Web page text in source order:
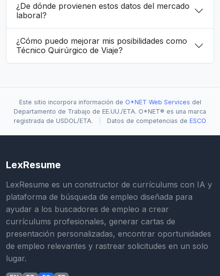
¿De dónde provienen estos datos del mercado
laboral?
¿Cómo puedo mejorar mis posibilidades como
Técnico Quirúrgico de Viaje?
Este sitio incorpora información de O*NET Web Services del
Departamento de Trabajo de EE.UU./ETA. O*NET® es una marca
registrada de USDOL/ETA.
Datos de competencias de ESCO
LexResume
LexResume es un constructor de currículums con IA y
plataforma de búsqueda de empleo diseñada para
ayudar a los buscadores de empleo a crear
currículums profesionales, generar cartas de
presentación personalizadas, encontrar oportunidades
de empleo relevantes y rastrear solicitudes en un solo
lugar.